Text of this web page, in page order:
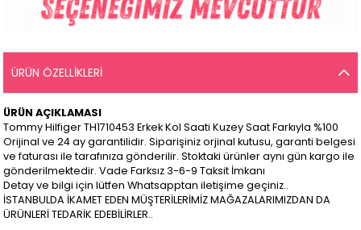
ÜRÜN ÖZELLIKLERI
ÜRÜN AÇIKLAMASI
Tommy Hilfiger TH1710453 Erkek Kol Saati Kuzey Saat Farkıyla %100
Orijinal ve 24 ay garantilidir. Siparişiniz orjinal kutusu, garanti belgesi
ve faturası ile tarafınıza gönderilir. Stoktaki ürünler aynı gün kargo ile
gönderilmektedir. Vade Farksız 3-6-9 Taksit İmkanı
Detay ve bilgi için lütfen Whatsapptan iletişime geçiniz..
İSTANBULDA İKAMET EDEN MÜŞTERİLERİMİZ MAĞAZALARIMIZDAN DA
ÜRÜNLERİ TEDARİK EDEBİLİRLER..